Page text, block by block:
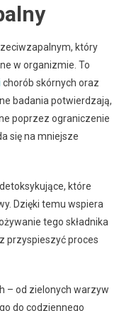
który
w organizmie. To
chorób skórnych oraz
badania potwierdzają,
poprzez ograniczenie
się na mniejsze
które
Dzięki temu wspiera
tego składnika
przyspieszyć proces
– od zielonych warzyw
do codziennego